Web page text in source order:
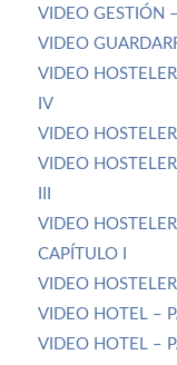
VIDEO GESTIÓN
VIDEO
VIDEO
IV
VIDEO
VIDEO
VIDEO
CAPÍTULO I
VIDEO
VIDEO HOTEL –
VIDEO HOTEL –